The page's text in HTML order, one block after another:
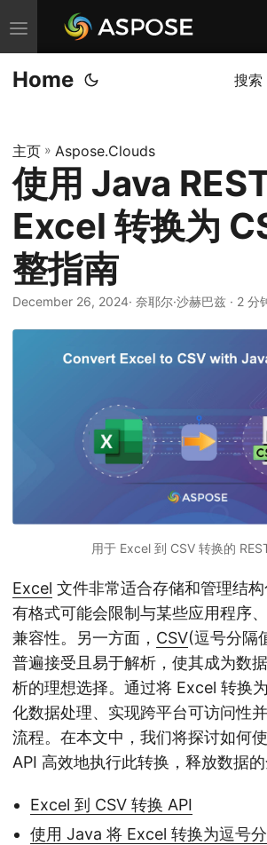
切
换
导
Home 搜索
主页 » Aspose.Clouds
使用 Java
Excel 转换为
整指南
December 26, 2024· 奈耶尔·沙赫巴兹 · 2 分
用于 Excel 到 CSV 转换的
Excel 文件非常适合存储和管理结
有格式可能会限制与某些应用程序
兼容性。另一方面， CSV(逗号分隔
普遍接受且易于解析，使其成为数
析的理想选择。通过将 Excel 转换
化数据处理、实现跨平台可访问性
流程。在本文中，我们将探讨如何
API 高效地执行此转换，释放数据的
Excel 到 CSV 转换 API
使用 Java 将 Excel 转换为逗号